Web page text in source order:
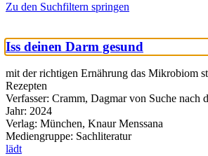
Zu den Suchfiltern springen
Iss deinen Darm gesund
mit der richtigen Ernährung das Mikrobiom
Rezepten
Verfasser: Cramm, Dagmar von Suche nach
Jahr: 2024
Verlag: München, Knaur Menssana
Mediengruppe: Sachliteratur
lädt